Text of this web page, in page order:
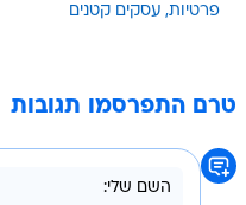
פרטיות עסקים קטנים
טרם התפרסמו תגובות